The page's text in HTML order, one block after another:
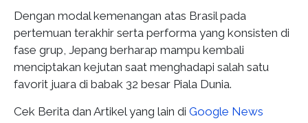
Dengan modal kemenangan atas Brasil pada
pertemuan terakhir serta performa yang konsisten di
fase grup, Jepang berharap mampu kembali
menciptakan kejutan saat menghadapi salah satu
favorit juara di babak 32 besar Piala Dunia.
Cek Berita dan Artikel yang lain di Google News